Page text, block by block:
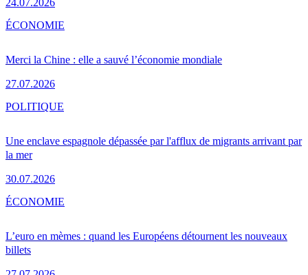
24.07.2026
Merci la Chine : elle a sauvé l’économie mondiale
27.07.2026
ÉCONOMIE
Une enclave espagnole dépassée par l'afflux de migrants arrivant par
la mer
30.07.2026
POLITIQUE
L’euro en mèmes : quand les Européens détournent les nouveaux
billets
ÉCONOMIE